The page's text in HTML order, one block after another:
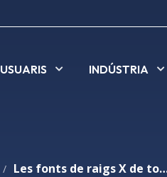
USUARIS INDÚSTRIA
/ Les fonts de raigs X de tot el món